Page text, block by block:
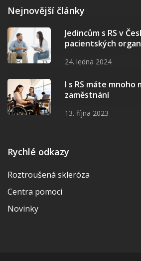
Nejnovější články
Jedincům s RS v
pacientských
24. ledna 2024
I s RS máte mnoho
zaměstnání
13. října 2023
Rychlé odkazy
Roztroušená skleróza
Centra pomoci
Novinky